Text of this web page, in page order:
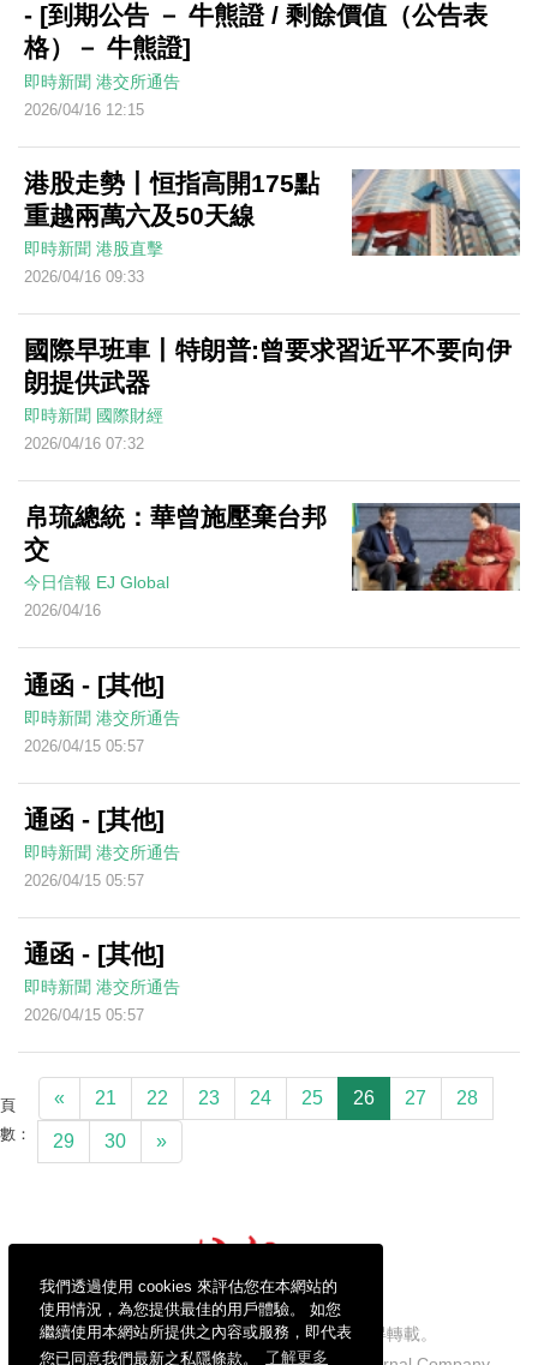
我們透過使用 cookies 來評估您在本網站的
使用情況，為您提供最佳的用戶體驗。 如您
繼續使用本網站所提供之內容或服務，即代表
您已同意我們最新之私隱條款。
了解更多
- [到期公告 － 牛熊證 / 剩餘價值（公告表
格）－ 牛熊證]
即時新聞 港交所通告
2026/04/16 12:15
港股走勢丨恒指高開175點
重越兩萬六及50天線
即時新聞 港股直擊
2026/04/16 09:33
國際早班車丨特朗普:曾要求習近平不要向伊
朗提供武器
即時新聞 國際財經
2026/04/16 07:32
帛琉總統：華曾施壓棄台邦
交
今日信報 EJ Global
2026/04/16
通函 - [其他]
即時新聞 港交所通告
2026/04/15 05:57
通函 - [其他]
即時新聞 港交所通告
2026/04/15 05:57
通函 - [其他]
即時新聞 港交所通告
2026/04/15 05:57
頁
數：
« 21 22 23 24 25 26 27 28
29 30 »
信報財經新聞有限公司版權所有，不得轉載。